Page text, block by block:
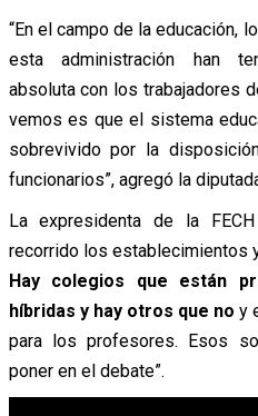
“En el campo de la educación,
esta administración han
absoluta con los trabajadores
vemos es que el sistema
sobrevivido por la
funcionarios”, agregó la
La expresidenta de la
recorrido los establecimientos
Hay colegios que están
híbridas y hay otros que no y
para los profesores. Esos
poner en el debate”.